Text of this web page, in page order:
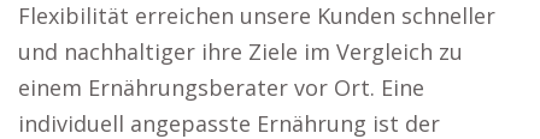
Flexibilität erreichen unsere Kunden schneller
und nachhaltiger ihre Ziele im Vergleich zu
einem Ernährungsberater vor Ort. Eine
individuell angepasste Ernährung ist der